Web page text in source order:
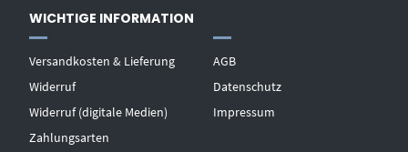
WICHTIGE INFORMATION
Versandkosten & Lieferung
Widerruf
Widerruf (digitale Medien)
Zahlungsarten
AGB
Datenschutz
Impressum